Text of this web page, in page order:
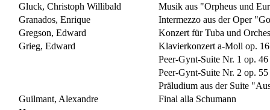
Gluck, Christoph Willibald
Musik aus "Orpheus und
Granados, Enrique
Intermezzo aus der Oper
Gregson, Edward
Konzert für Tuba und
Grieg, Edward
Klavierkonzert a-Moll op. 16
Peer-Gynt-Suite Nr. 1 op. 46
Peer-Gynt-Suite Nr. 2 op. 55
Präludium aus der Suite
Guilmant, Alexandre
Final alla Schumann